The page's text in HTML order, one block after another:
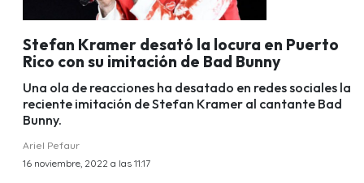
Stefan Kramer desató la locura en Puerto
Rico con su imitación de Bad Bunny
Una ola de reacciones ha desatado en redes sociales la
reciente imitación de Stefan Kramer al cantante Bad
Bunny.
Ariel Pefaur
16 noviembre, 2022 a las 11:17